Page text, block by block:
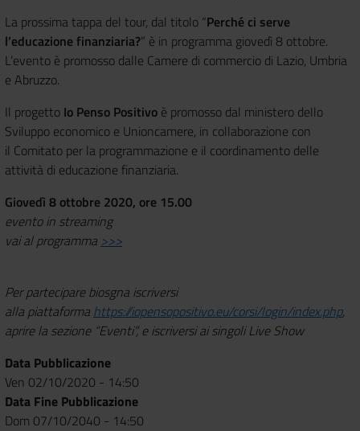
La prossima tappa del tour, dal titolo “Perché ci serve
l’educazione finanziaria?” è in programma giovedì 8 ottobre.
L’evento è promosso dalle Camere di commercio di Lazio, Umbria
e Abruzzo.
Il progetto Io Penso Positivo è promosso dal ministero dello
Sviluppo economico e Unioncamere, in collaborazione con
il Comitato per la programmazione e il coordinamento delle
attività di educazione finanziaria.
Giovedì 8 ottobre 2020, ore 15.00
evento in streaming
vai al programma >>>
Per partecipare biosgna iscriversi
alla piattaforma https://iopensopositivo.eu/corsi/login/index.php,
aprire la sezione “Eventi”, e iscriversi ai singoli Live Show
Data Pubblicazione
Ven 02/10/2020 - 14:50
Data Fine Pubblicazione
Dom 07/10/2040 - 14:50